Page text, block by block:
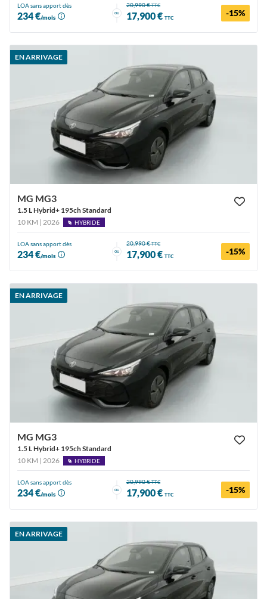
LOA sans apport dès
234 €/mois
ou
20,990 €TTC
17,900 € TTC -15%
EN ARRIVAGE
MG MG3
1.5 L Hybrid+ 195ch Standard
10 KM | 2026
HYBRIDE
LOA sans apport dès
234 €/mois
ou
20,990 €TTC
17,900 € TTC -15%
EN ARRIVAGE
MG MG3
1.5 L Hybrid+ 195ch Standard
10 KM | 2026
HYBRIDE
LOA sans apport dès
234 €/mois
ou
20,990 €TTC
17,900 € TTC -15%
EN ARRIVAGE